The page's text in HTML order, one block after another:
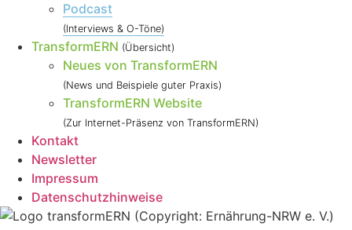
Podcast
(Interviews & O-Töne)
TransformERN (Übersicht)
Neues von TransformERN
(News und Beispiele guter Praxis)
TransformERN Website
(Zur Internet-Präsenz von TransformERN)
Kontakt
Newsletter
Impressum
Datenschutzhinweise